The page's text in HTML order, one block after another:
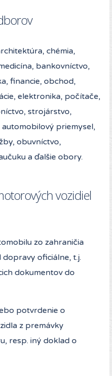
chémia,
bankovníctvo,
financie, obchod,
elektronika, počítače,
strojárstvo,
priemysel,
obuvníctvo,
a ďalšie obory.
vozidiel
zo zahraničia
oficiálne, t.j.
dokumentov do
potvrdenie o
z premávky
resp. iný doklad o